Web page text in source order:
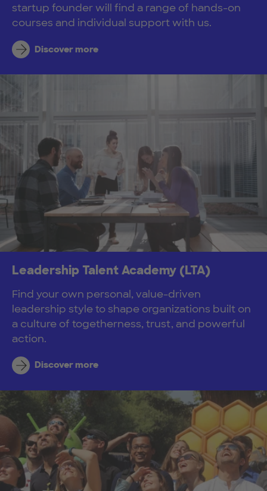
startup founder will find a range of hands-on
courses and individual support with us.
Discover more
Leadership Talent Academy (LTA)
Find your own personal, value-driven
leadership style to shape organizations built on
a culture of togetherness, trust, and powerful
action.
Discover more